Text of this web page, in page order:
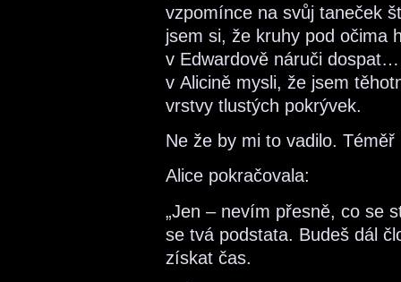
vzpomínce na svůj taneček
jsem si, že kruhy pod očima
v Edwardově náruči
v Alicině mysli, že jsem
vrstvy tlustých pokrývek.
Ne že by mi to vadilo.
Alice pokračovala:
„Jen – nevím přesně, co se
se tvá podstata. Budeš dál
získat čas.